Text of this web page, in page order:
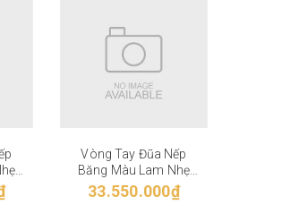
Vòng Tay Đũa Nếp
Băng Màu Lam Nhẹ
VT-27-005
33.550.000₫